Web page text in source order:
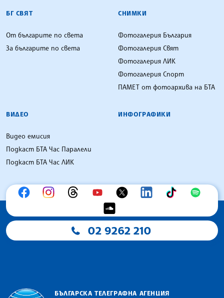
БГ СВЯТ
От българите по света
За българите по света
СНИМКИ
Фотогалерия България
Фотогалерия Свят
Фотогалерия ЛИК
Фотогалерия Спорт
ПАМЕТ от фотоархива на БТА
ВИДЕО
Видео емисия
Подкаст БТА Час Паралели
Подкаст БТА Час ЛИК
ИНФОГРАФИКИ
02 9262 210
БЪЛГАРСКА ТЕЛЕГРАФНА АГЕНЦИЯ